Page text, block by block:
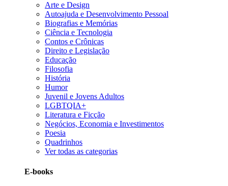
Arte e Design
Autoajuda e Desenvolvimento Pessoal
Biografias e Memórias
Ciência e Tecnologia
Contos e Crônicas
Direito e Legislação
Educação
Filosofia
História
Humor
Juvenil e Jovens Adultos
LGBTQIA+
Literatura e Ficção
Negócios, Economia e Investimentos
Poesia
Quadrinhos
Ver todas as categorias
E-books